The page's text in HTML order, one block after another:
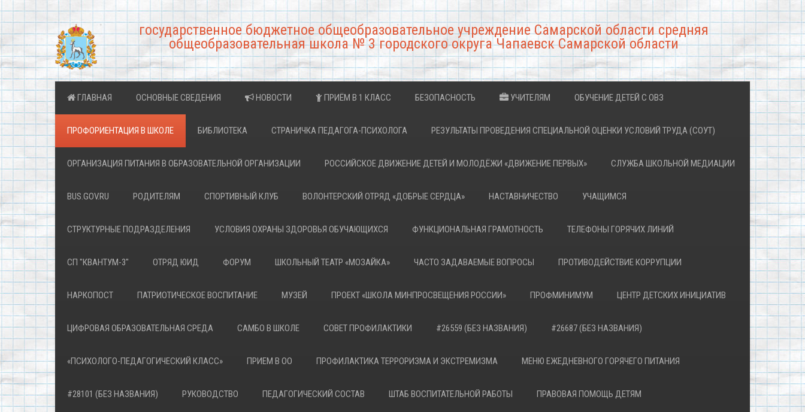
государственное бюджетное общеобразовательное учреждение Самарской области средняя
общеобразовательная школа № 3 городского округа Чапаевск Самарской области
ГЛАВНАЯ ОСНОВНЫЕ СВЕДЕНИЯ НОВОСТИ ПРИЁМ В 1 КЛАСС БЕЗОПАСНОСТЬ УЧИТЕЛЯМ ОБУЧЕНИЕ ДЕТЕЙ С ОВЗ
ПРОФОРИЕНТАЦИЯ В ШКОЛЕ БИБЛИОТЕКА СТРАНИЧКА ПЕДАГОГА-ПСИХОЛОГА РЕЗУЛЬТАТЫ ПРОВЕДЕНИЯ СПЕЦИАЛЬНОЙ ОЦЕНКИ УСЛОВИЙ ТРУДА (СОУТ)
ОРГАНИЗАЦИЯ ПИТАНИЯ В ОБРАЗОВАТЕЛЬНОЙ ОРГАНИЗАЦИИ РОССИЙСКОЕ ДВИЖЕНИЕ ДЕТЕЙ И МОЛОДЁЖИ «ДВИЖЕНИЕ ПЕРВЫХ» СЛУЖБА ШКОЛЬНОЙ МЕДИАЦИИ
BUS.GOV.RU РОДИТЕЛЯМ СПОРТИВНЫЙ КЛУБ ВОЛОНТЕРСКИЙ ОТРЯД «ДОБРЫЕ СЕРДЦА» НАСТАВНИЧЕСТВО УЧАЩИМСЯ
СТРУКТУРНЫЕ ПОДРАЗДЕЛЕНИЯ УСЛОВИЯ ОХРАНЫ ЗДОРОВЬЯ ОБУЧАЮЩИХСЯ ФУНКЦИОНАЛЬНАЯ ГРАМОТНОСТЬ ТЕЛЕФОНЫ ГОРЯЧИХ ЛИНИЙ
СП "КВАНТУМ-3" ОТРЯД ЮИД ФОРУМ ШКОЛЬНЫЙ ТЕАТР «МОЗАЙКА» ЧАСТО ЗАДАВАЕМЫЕ ВОПРОСЫ ПРОТИВОДЕЙСТВИЕ КОРРУПЦИИ
НАРКОПОСТ ПАТРИОТИЧЕСКОЕ ВОСПИТАНИЕ МУЗЕЙ ПРОЕКТ «ШКОЛА МИНПРОСВЕЩЕНИЯ РОССИИ» ПРОФМИНИМУМ ЦЕНТР ДЕТСКИХ ИНИЦИАТИВ
ЦИФРОВАЯ ОБРАЗОВАТЕЛЬНАЯ СРЕДА САМБО В ШКОЛЕ СОВЕТ ПРОФИЛАКТИКИ #26559 (БЕЗ НАЗВАНИЯ) #26687 (БЕЗ НАЗВАНИЯ)
«ПСИХОЛОГО-ПЕДАГОГИЧЕСКИЙ КЛАСС» ПРИЕМ В ОО ПРОФИЛАКТИКА ТЕРРОРИЗМА И ЭКСТРЕМИЗМА МЕНЮ ЕЖЕДНЕВНОГО ГОРЯЧЕГО ПИТАНИЯ
#28101 (БЕЗ НАЗВАНИЯ) РУКОВОДСТВО ПЕДАГОГИЧЕСКИЙ СОСТАВ ШТАБ ВОСПИТАТЕЛЬНОЙ РАБОТЫ ПРАВОВАЯ ПОМОЩЬ ДЕТЯМ